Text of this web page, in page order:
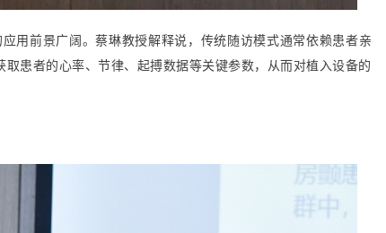
用前景广阔。蔡琳教授解释说，传统随访模式通常依赖患者亲
患者的心率、节律、起搏数据等关键参数，从而对植入设备的